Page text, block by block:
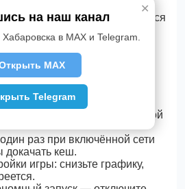
по стабильной сети
и допконтент подтянутся
— только офлайн и комфорт.
по ссылке из вступления и
офлайн‑режим, размер,
установки и дождитесь полной
раз при включённой сети
докачать кеш.
игры: снизьте графику,
✕
на наш канал
в MAX и Telegram.
MAX
Telegram